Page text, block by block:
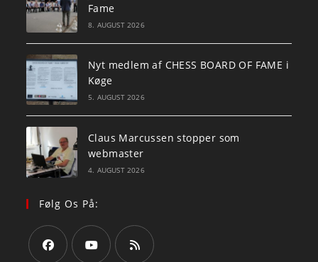
Fame
8. AUGUST 2026
Nyt medlem af CHESS BOARD OF FAME i
Køge
5. AUGUST 2026
Claus Marcussen stopper som
webmaster
4. AUGUST 2026
Følg Os På: